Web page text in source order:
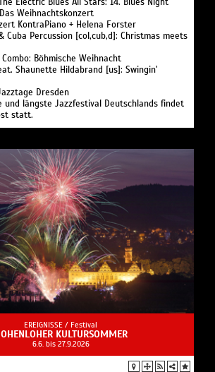
Weihnachtskonzert
KontraPiano + Helena Forster
Cuba Percussion [col,cub,d]: Christmas meets
Böhmische Weihnacht
Shaunette Hildabrand [us]: Swingin'
Dresden
und längste Jazzfestival Deutschlands findet
statt.
EREIGNISSE / Festival
KULTURSOMMER
6.6. bis 27.9.2026